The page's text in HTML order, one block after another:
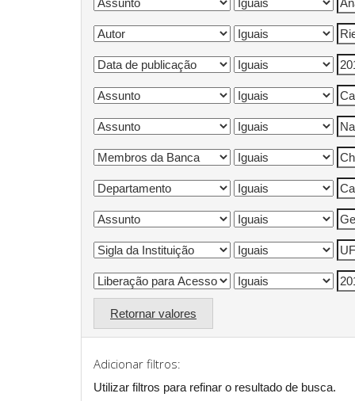
Retornar valores
Adicionar filtros:
Utilizar filtros para refinar o resultado de busca.